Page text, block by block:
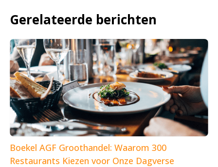
Gerelateerde berichten
Boekel AGF Groothandel: Waarom 300
Restaurants Kiezen voor Onze Dagverse